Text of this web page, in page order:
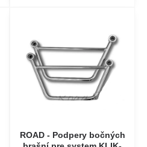
ROAD - Podpery bočných